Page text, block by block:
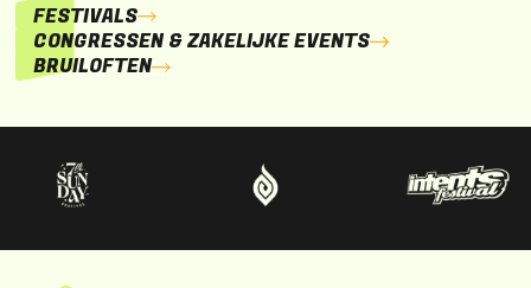
FESTIVALS
CONGRESSEN & ZAKELIJKE EVENTS
BRUILOFTEN